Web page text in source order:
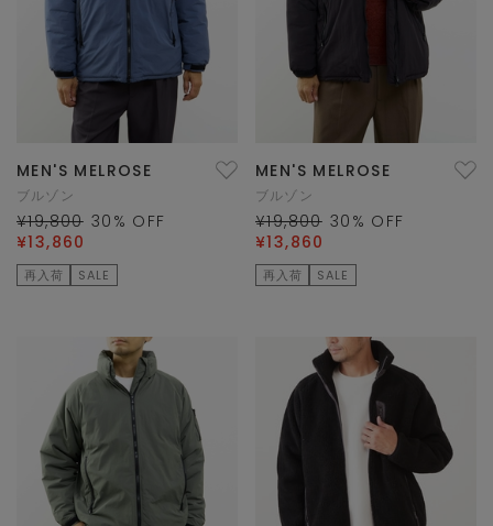
MEN'S MELROSE
ブルゾン
¥19,800 30 % OFF
¥13,860
再入荷 SALE
MEN'S MELROSE
ブルゾン
¥19,800 30 % OFF
¥13,860
再入荷 SALE